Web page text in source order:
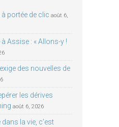
portée de clic août 6,
Assise : « Allons-y !
des nouvelles de
les dérives
août 6, 2026
la vie, c’est